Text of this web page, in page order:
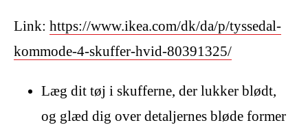
Link: https://www.ikea.com/dk/da/p/tyssedal-
kommode-4-skuffer-hvid-80391325/
Læg dit tøj i skufferne, der lukker blødt,
og glæd dig over detaljernes bløde former